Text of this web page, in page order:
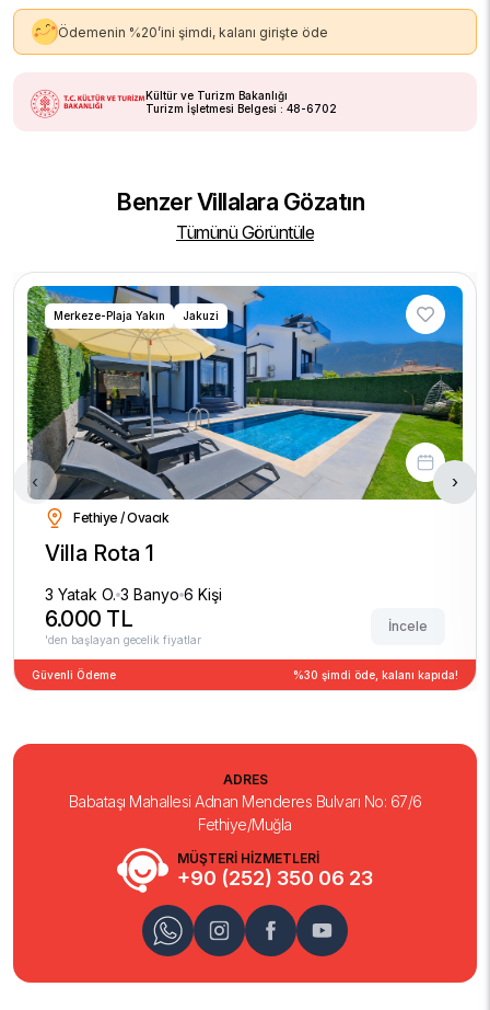
Ödemenin %20’ini şimdi, kalanı girişte öde
Kültür ve Turizm Bakanlığı
Turizm İşletmesi Belgesi : 48-6702
Benzer Villalara Gözatın
Tümünü Görüntüle
Merkeze-Plaja Yakın Jakuzi
Fethiye / Ovacık
Villa Rota 1
3 Yatak O. 3 Banyo 6 Kişi
6.000 TL
'den başlayan gecelik fiyatlar
İncele
Güvenli Ödeme %30 şimdi öde, kalanı kapıda!
‹ ›
MÜŞTERİ HİZMETLERİ
+90 (252) 350 06 23
ADRES
Babataşı Mahallesi Adnan Menderes Bulvarı No: 67/6
Fethiye/Muğla